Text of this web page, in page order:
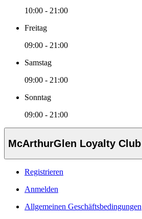
10:00 - 21:00
Freitag
09:00 - 21:00
Samstag
09:00 - 21:00
Sonntag
09:00 - 21:00
McArthurGlen Loyalty Club
Registrieren
Anmelden
Allgemeinen Geschäftsbedingungen